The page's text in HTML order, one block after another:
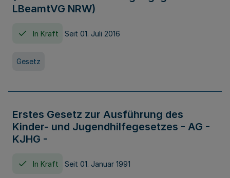
LBeamtVG NRW)
In Kraft Seit 01. Juli 2016
Gesetz
Erstes Gesetz zur Ausführung des
Kinder- und Jugendhilfegesetzes - AG -
KJHG -
In Kraft Seit 01. Januar 1991